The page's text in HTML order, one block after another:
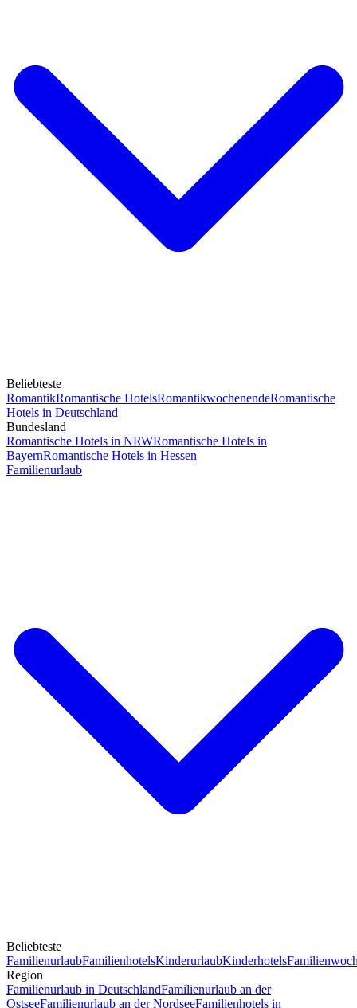
Beliebteste
RomantikRomantische HotelsRomantikwochenendeRomantische
Hotels in Deutschland
Bundesland
Romantische Hotels in NRWRomantische Hotels in
BayernRomantische Hotels in Hessen
Familienurlaub
Beliebteste
FamilienurlaubFamilienhotelsKinderurlaubKinderhotels
Region
Familienurlaub in DeutschlandFamilienurlaub an der
OstseeFamilienurlaub an der NordseeFamilienhotels in